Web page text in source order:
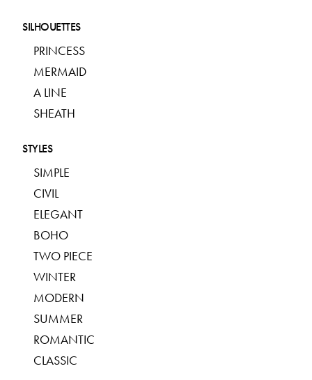
SILHOUETTES
PRINCESS
MERMAID
A LINE
SHEATH
STYLES
SIMPLE
CIVIL
ELEGANT
BOHO
TWO PIECE
WINTER
MODERN
SUMMER
ROMANTIC
CLASSIC